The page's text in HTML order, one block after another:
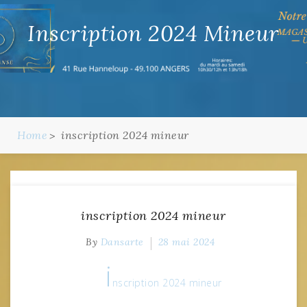
Inscription 2024 Mineur
Home inscription 2024 mineur
inscription 2024 mineur
By Dansarte 28 mai 2024
i nscription 2024 mineur